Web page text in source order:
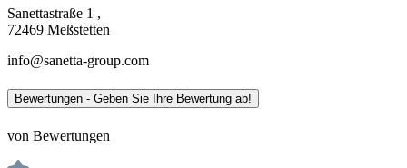
Sanettastraße 1 ,
72469 Meßstetten
info@sanetta-group.com
Bewertungen - Geben Sie Ihre Bewertung ab!
von Bewertungen